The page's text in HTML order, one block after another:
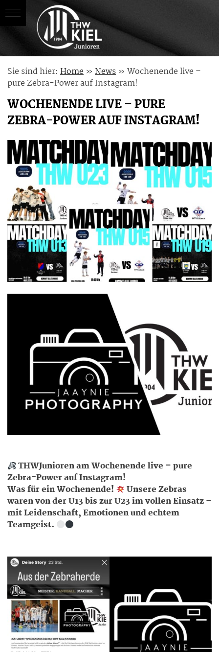
content
Sie sind hier: Home » News » Wochenende live –
pure Zebra-Power auf Instagram!
WOCHENENDE LIVE – PURE
ZEBRA-POWER AUF INSTAGRAM!
THWJunioren am Wochenende live – pure
Zebra-Power auf Instagram!
Was für ein Wochenende!
Unsere Zebras
waren von der U13 bis zur U23 im vollen Einsatz –
mit Leidenschaft, Emotionen und echtem
Teamgeist.